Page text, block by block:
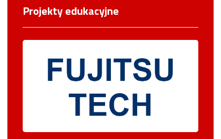
Projekty edukacyjne